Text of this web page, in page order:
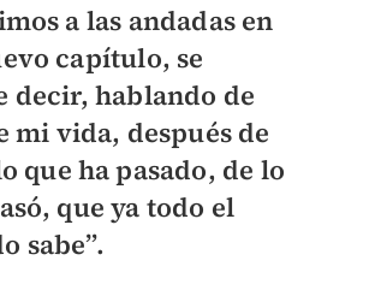
a las andadas en
capítulo, se
decir, hablando de
mi vida, después de
que ha pasado, de lo
que ya todo el
sabe”.